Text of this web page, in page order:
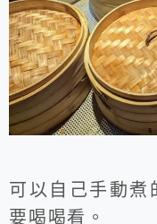
可以自己手動煮
要喝喝看。